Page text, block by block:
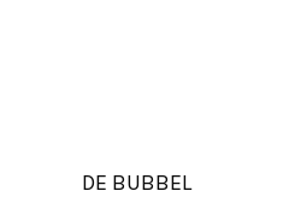
DE BUBBEL